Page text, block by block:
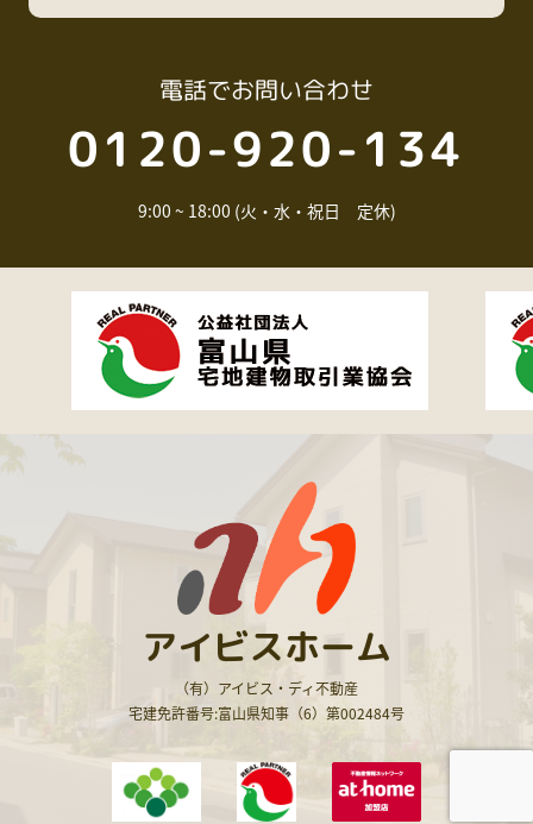
電話でお問い合わせ
0120-920-134
9:00 ~ 18:00 (火・水・祝日 定休)
アイビスホーム
（有）アイビス・ディ不動産
宅建免許番号:富山県知事（6）第002484号